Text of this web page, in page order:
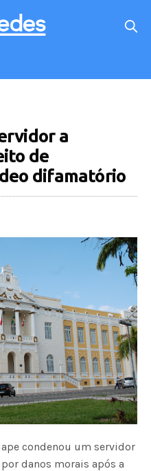
a
de
difamatório
condenou um servidor
danos morais após a